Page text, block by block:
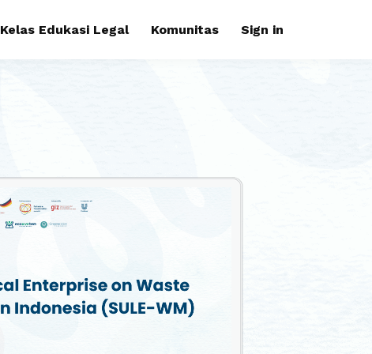
Kelas Edukasi Legal Komunitas Sign in